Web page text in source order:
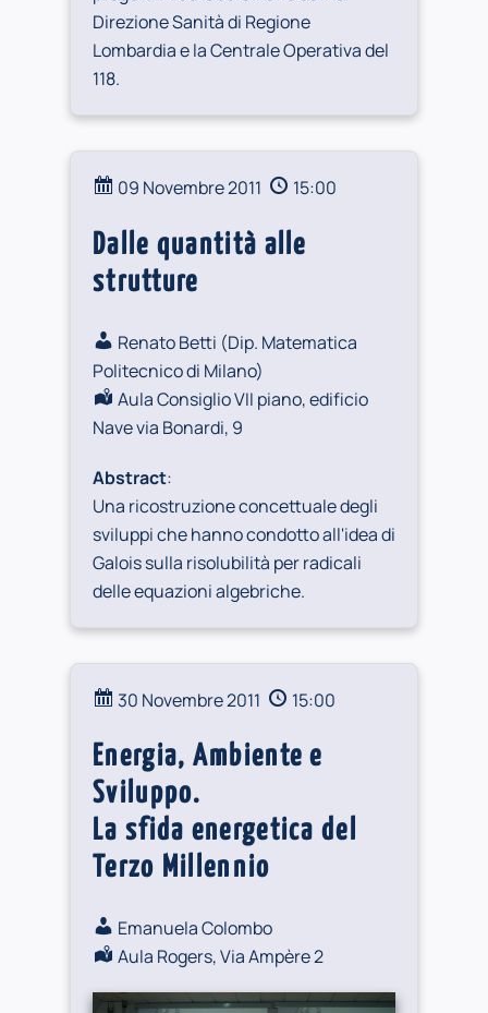
Direzione Sanità di Regione
Lombardia e la Centrale Operativa del
118.
09 Novembre 2011 15:00
Dalle quantità alle
strutture
Renato Betti (Dip. Matematica
Politecnico di Milano)
Aula Consiglio VII piano, edificio
Nave via Bonardi, 9
Abstract:
Una ricostruzione concettuale degli
sviluppi che hanno condotto all'idea di
Galois sulla risolubilità per radicali
delle equazioni algebriche.
30 Novembre 2011 15:00
Energia, Ambiente e
Sviluppo.
La sfida energetica del
Terzo Millennio
Emanuela Colombo
Aula Rogers, Via Ampère 2